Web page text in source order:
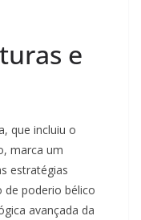
e
que incluiu o
marca um
estratégias
de poderio bélico
avançada da